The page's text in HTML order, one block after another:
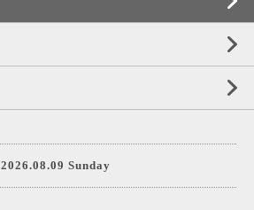
2026.08.09 Sunday